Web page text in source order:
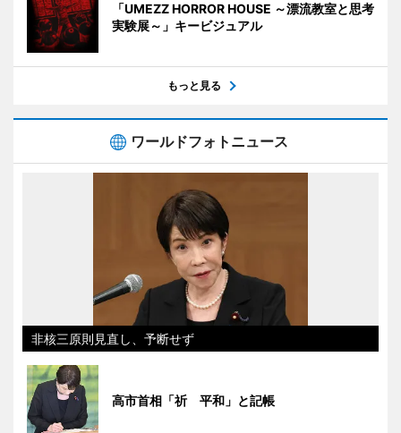
「UMEZZ HORROR HOUSE ～漂流教室と思考
実験展～」キービジュアル
もっと見る
ワールドフォトニュース
非核三原則見直し、予断せず
高市首相「祈 平和」と記帳